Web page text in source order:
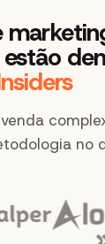
estão
no